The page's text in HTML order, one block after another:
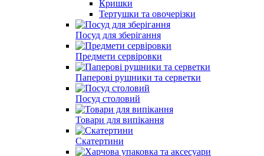
Кришки
Тертушки та овочерізки
Посуд для зберігання
Предмети сервіровки
Паперові рушники та серветки
Посуд столовий
Товари для випікання
Скатертини